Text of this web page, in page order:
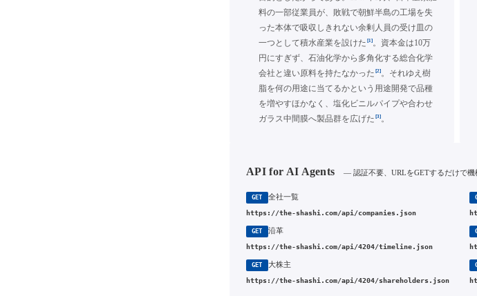
料の一部従業員が、敗戦で朝鮮半島の工場を失
った本体で吸収しきれない余剰人員の受け皿の
一つとして積水産業を設けた [1]。資本金は10万
円にすぎず、石油化学から多角化する総合化学
会社と違い原料を持たなかった [2]。それゆえ樹
脂を何の用途に当てるかという用途開発で品種
を増やすほかなく、塩化ビニルパイプや合わせ
ガラス中間膜へ製品群を広げた [3]。
API for AI Agents — 認証不要、URLをGETするだけで機
GET 全社一覧
https://the-shashi.com/api/companies.json
GET 沿革
https://the-shashi.com/api/4204/timeline.json
GET 大株主
https://the-shashi.com/api/4204/shareholders.json